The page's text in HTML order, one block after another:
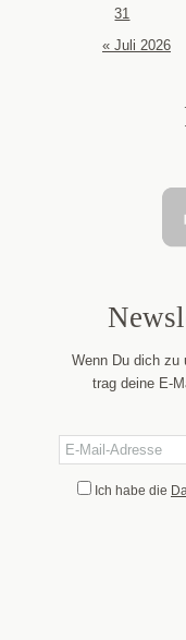
« Juli 2026
31
Wenn Du dich zu
trag deine E-
Ich habe die